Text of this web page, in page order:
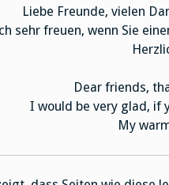
Liebe Freunde, vielen
sehr freuen, wenn Sie
Dear friends,
I would be very glad, if
My